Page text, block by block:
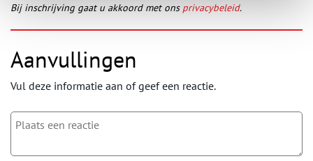
Bij inschrijving gaat u akkoord met ons privacybeleid.
Aanvullingen
Vul deze informatie aan of geef een reactie.